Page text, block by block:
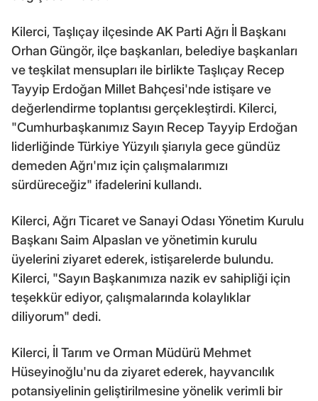
Kilerci, Taşlıçay ilçesinde AK Parti Ağrı İl Başkanı
Orhan Güngör, ilçe başkanları, belediye başkanları
ve teşkilat mensupları ile birlikte Taşlıçay Recep
Tayyip Erdoğan Millet Bahçesi'nde istişare ve
değerlendirme toplantısı gerçekleştirdi. Kilerci,
"Cumhurbaşkanımız Sayın Recep Tayyip Erdoğan
liderliğinde Türkiye Yüzyılı şiarıyla gece gündüz
demeden Ağrı'mız için çalışmalarımızı
sürdüreceğiz" ifadelerini kullandı.
Kilerci, Ağrı Ticaret ve Sanayi Odası Yönetim Kurulu
Başkanı Saim Alpaslan ve yönetimin kurulu
üyelerini ziyaret ederek, istişarelerde bulundu.
Kilerci, "Sayın Başkanımıza nazik ev sahipliği için
teşekkür ediyor, çalışmalarında kolaylıklar
diliyorum" dedi.
Kilerci, İl Tarım ve Orman Müdürü Mehmet
Hüseyinoğlu'nu da ziyaret ederek, hayvancılık
potansiyelinin geliştirilmesine yönelik verimli bir